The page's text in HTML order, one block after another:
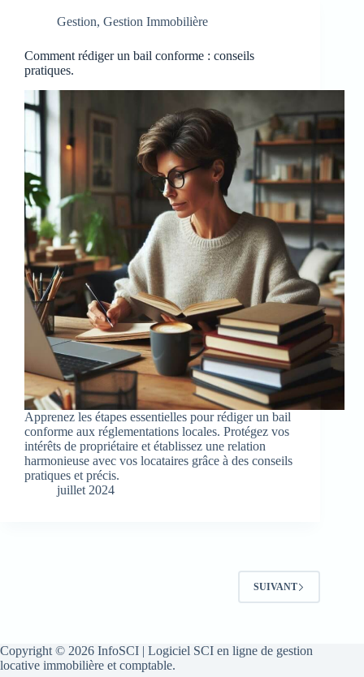
Gestion, Gestion Immobilière
Comment rédiger un bail conforme : conseils
pratiques.
Apprenez les étapes essentielles pour rédiger un bail
conforme aux réglementations locales. Protégez vos
intérêts de propriétaire et établissez une relation
harmonieuse avec vos locataires grâce à des conseils
pratiques et précis.
juillet 2024
SUIVANT
Copyright © 2026 InfoSCI | Logiciel SCI en ligne de gestion
locative immobilière et comptable.